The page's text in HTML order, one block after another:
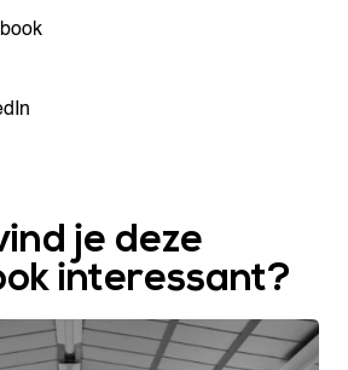
je deze
interessant?